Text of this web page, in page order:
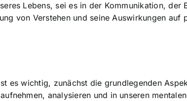
Lebens, sei es in der Kommunikation,
von Verstehen und seine Auswirkungen auf
es wichtig, zunächst die grundlegenden
analysieren und in unseren